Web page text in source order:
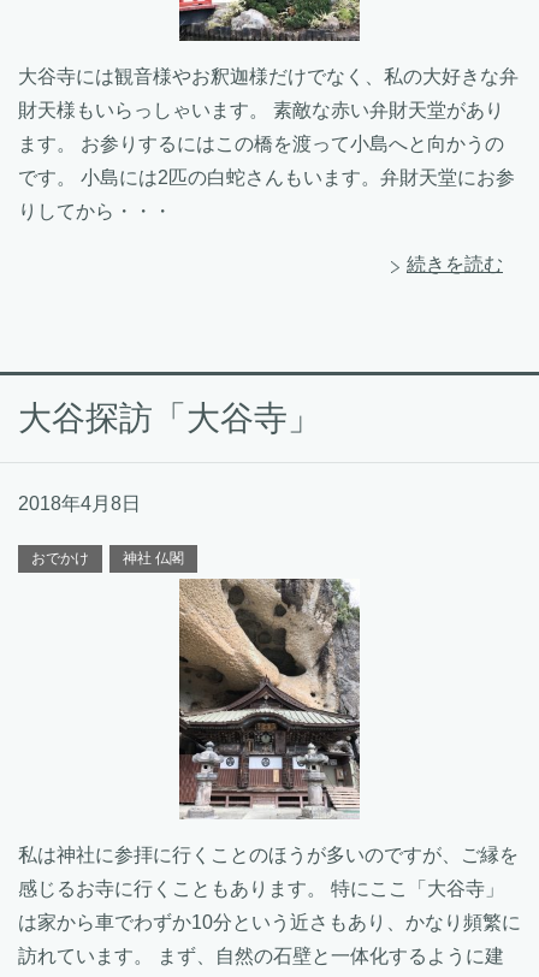
大谷寺には観音様やお釈迦様だけでなく、私の大好きな弁
財天様もいらっしゃいます。 素敵な赤い弁財天堂があり
ます。 お参りするにはこの橋を渡って小島へと向かうの
です。 小島には2匹の白蛇さんもいます。弁財天堂にお参
りしてから・・・
続きを読む
大谷探訪「大谷寺」
2018年4月8日
おでかけ 神社 仏閣
私は神社に参拝に行くことのほうが多いのですが、ご縁を
感じるお寺に行くこともあります。 特にここ「大谷寺」
は家から車でわずか10分という近さもあり、かなり頻繁に
訪れています。 まず、自然の石壁と一体化するように建